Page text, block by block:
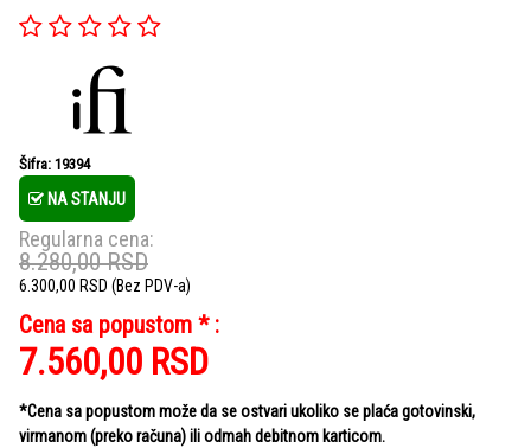
Šifra: 19394
NA STANJU
Regularna cena:
8.280,00RSD
6.300,00 RSD (Bez PDV-a)
Cena sa popustom * :
7.560,00 RSD
*Cena sa popustom može da se ostvari ukoliko se plaća gotovinski,
virmanom (preko računa) ili odmah debitnom karticom.